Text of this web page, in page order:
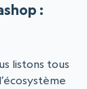
:
listons tous